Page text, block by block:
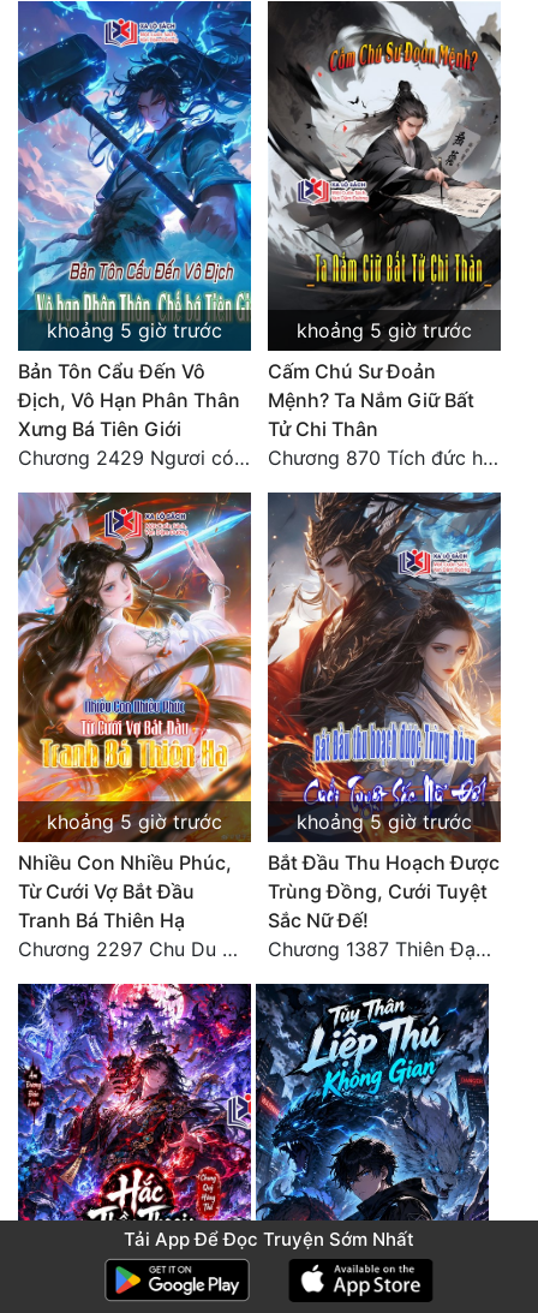
khoảng 5 giờ trước
Bản Tôn Cẩu Đến Vô
Địch, Vô Hạn Phân Thân
Xưng Bá Tiên Giới
Chương 2429 Ngươi có tuệ nhãn? Ta có...
khoảng 5 giờ trước
Cấm Chú Sư Đoản
Mệnh? Ta Nắm Giữ Bất
Tử Chi Thân
Chương 870 Tích đức hành thiện
khoảng 5 giờ trước
Nhiều Con Nhiều Phúc,
Từ Cưới Vợ Bắt Đầu
Tranh Bá Thiên Hạ
Chương 2297 Chu Du Du mang thai
khoảng 5 giờ trước
Bắt Đầu Thu Hoạch Được
Trùng Đồng, Cưới Tuyệt
Sắc Nữ Đế!
Chương 1387 Thiên Đạo đắc ý
Tải App Để Đọc Truyện Sớm Nhất